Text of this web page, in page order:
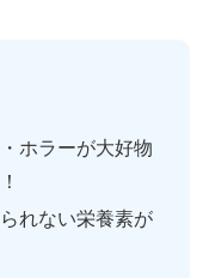
ホラーが大好物
れない栄養素が